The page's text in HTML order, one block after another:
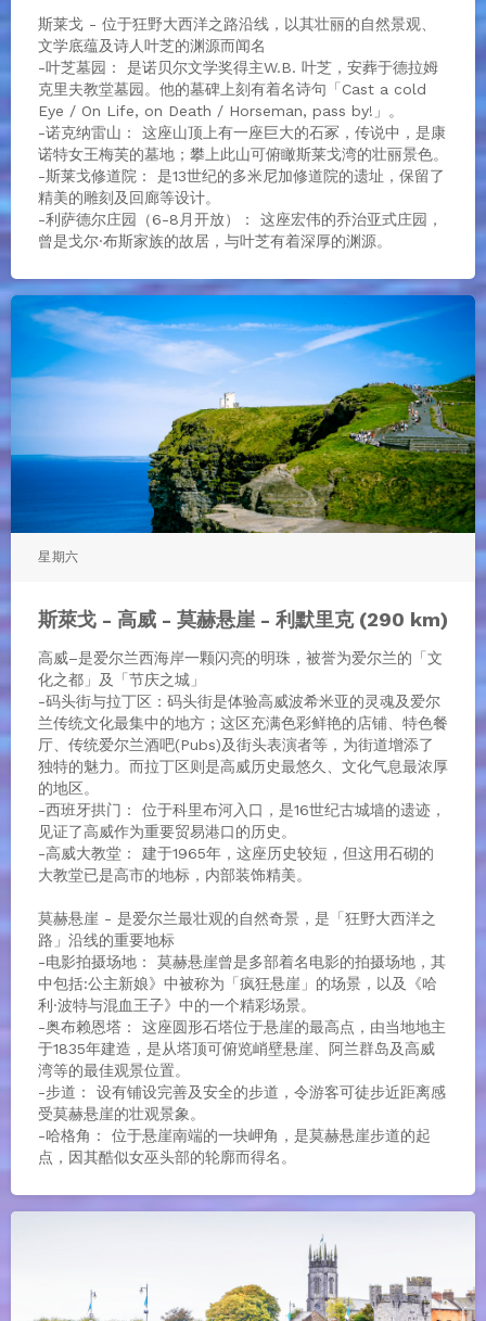
斯莱戈 - 位于狂野大西洋之路沿线，以其壮丽的自然景观、
文学底蕴及诗人叶芝的渊源而闻名
-叶芝墓园： 是诺贝尔文学奖得主W.B. 叶芝，安葬于德拉姆
克里夫教堂墓园。他的墓碑上刻有着名诗句「Cast a cold
Eye / On Life, on Death / Horseman, pass by!」。
-诺克纳雷山： 这座山顶上有一座巨大的石冢，传说中，是康
诺特女王梅芙的墓地；攀上此山可俯瞰斯莱戈湾的壮丽景色。
-斯莱戈修道院： 是13世纪的多米尼加修道院的遗址，保留了
精美的雕刻及回廊等设计。
-利萨德尔庄园（6-8月开放）： 这座宏伟的乔治亚式庄园，
曾是戈尔·布斯家族的故居，与叶芝有着深厚的渊源。
星期六
斯萊戈 - 高威 - 莫赫悬崖 - 利默里克 (290 km)
高威–是爱尔兰西海岸一颗闪亮的明珠，被誉为爱尔兰的「文
化之都」及「节庆之城」
-码头街与拉丁区：码头街是体验高威波希米亚的灵魂及爱尔
兰传统文化最集中的地方；这区充满色彩鲜艳的店铺、特色餐
厅、传统爱尔兰酒吧(Pubs)及街头表演者等，为街道增添了
独特的魅力。而拉丁区则是高威历史最悠久、文化气息最浓厚
的地区。
-西班牙拱门： 位于科里布河入口，是16世纪古城墙的遗迹，
见证了高威作为重要贸易港口的历史。
-高威大教堂： 建于1965年，这座历史较短，但这用石砌的
大教堂已是高市的地标，内部装饰精美。
莫赫悬崖 - 是爱尔兰最壮观的自然奇景，是「狂野大西洋之
路」沿线的重要地标
-电影拍摄场地： 莫赫悬崖曾是多部着名电影的拍摄场地，其
中包括:公主新娘》中被称为「疯狂悬崖」的场景，以及《哈
利·波特与混血王子》中的一个精彩场景。
-奥布赖恩塔： 这座圆形石塔位于悬崖的最高点，由当地地主
于1835年建造，是从塔顶可俯览峭壁悬崖、阿兰群岛及高威
湾等的最佳观景位置。
-步道： 设有铺设完善及安全的步道，令游客可徒步近距离感
受莫赫悬崖的壮观景象。
-哈格角： 位于悬崖南端的一块岬角，是莫赫悬崖步道的起
点，因其酷似女巫头部的轮廓而得名。